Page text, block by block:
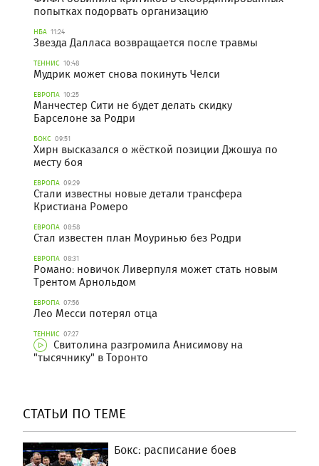
попытках подорвать организацию
НБА 11:24
Звезда Далласа возвращается после травмы
ТЕННИС 10:48
Мудрик может снова покинуть Челси
ЕВРОПА 10:25
Манчестер Сити не будет делать скидку
Барселоне за Родри
БОКС 09:51
Хирн высказался о жёсткой позиции Джошуа по
месту боя
ЕВРОПА 09:29
Стали известны новые детали трансфера
Кристиана Ромеро
ЕВРОПА 08:58
Стал известен план Моуринью без Родри
ЕВРОПА 08:31
Романо: новичок Ливерпуля может стать новым
Трентом Арнольдом
ЕВРОПА 07:56
Лео Месси потерял отца
ТЕННИС 07:27
Свитолина разгромила Анисимову на
"тысячнику" в Торонто
СТАТЬИ ПО ТЕМЕ
Бокс: расписание боев